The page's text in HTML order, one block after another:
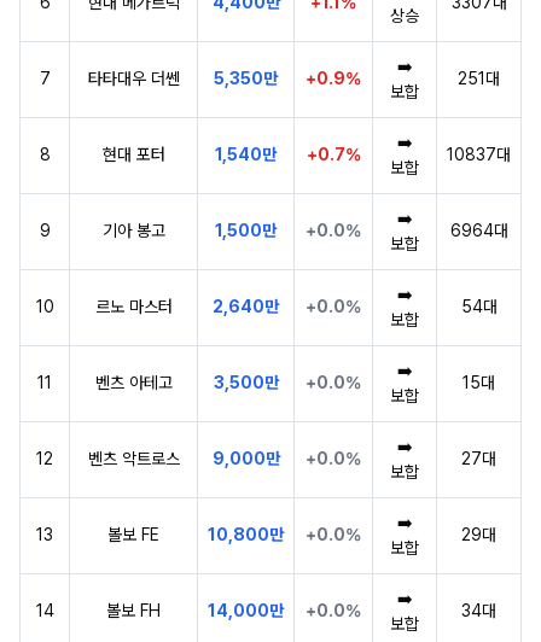
상승
7 타타대우 더쎈 5,350만 +0.9%
➡️
보합
251대
8 현대 포터 1,540만 +0.7%
➡️
보합
10837대
9 기아 봉고 1,500만 +0.0%
➡️
보합
6964대
10 르노 마스터 2,640만 +0.0%
➡️
보합
54대
11 벤츠 아테고 3,500만 +0.0%
➡️
보합
15대
12 벤츠 악트로스 9,000만 +0.0%
➡️
보합
27대
13 볼보 FE 10,800만 +0.0%
➡️
보합
29대
14 볼보 FH 14,000만 +0.0%
➡️
보합
34대